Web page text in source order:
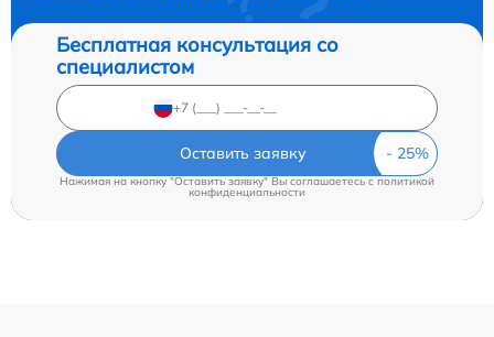
Бесплатная консультация со
специалистом
Оставить заявку
Нажимая на кнопку "Оставить заявку" Вы соглашаетесь cполитикой
конфиденциальности